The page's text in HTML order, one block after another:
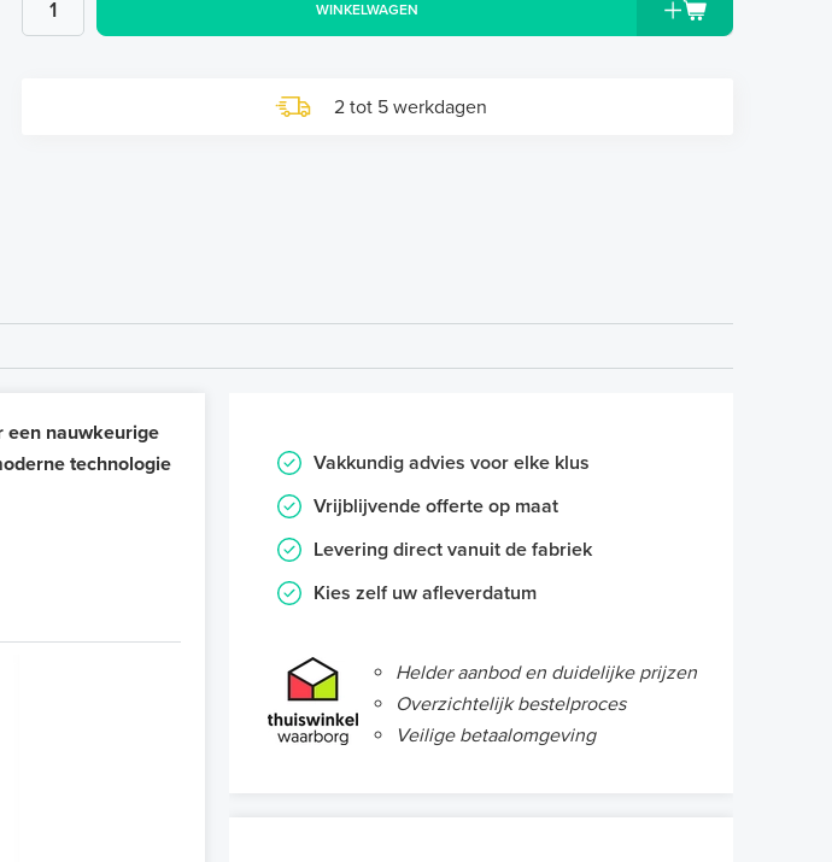
WINKELWAGEN
2 tot 5 werkdagen
een nauwkeurige
technologie
Vakkundig advies voor elke klus
Vrijblijvende offerte op maat
Levering direct vanuit de fabriek
Kies zelf uw afleverdatum
Helder aanbod en duidelijke prijzen
Overzichtelijk bestelproces
Veilige betaalomgeving